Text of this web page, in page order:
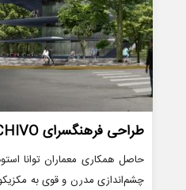
طراحی فرهنگسرای ARCHIVO در مکزیکوسیتی
چشم‌اندازی مدرن و قوی به